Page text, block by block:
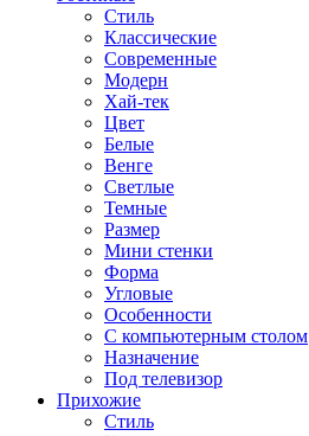
Стиль
Классические
Современные
Модерн
Хай-тек
Цвет
Белые
Венге
Светлые
Темные
Размер
Мини стенки
Форма
Угловые
Особенности
С компьютерным столом
Назначение
Под телевизор
Прихожие
Стиль